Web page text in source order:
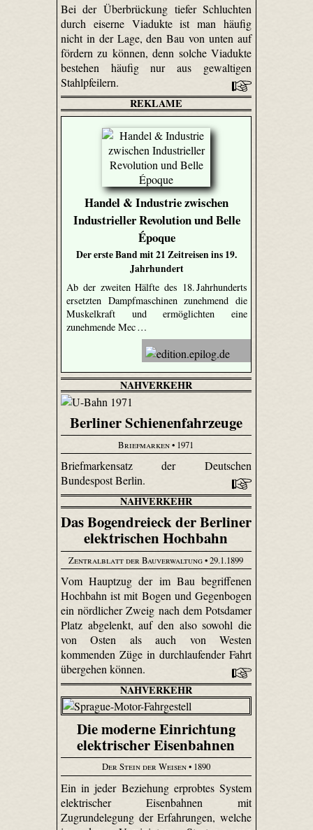
Bei der Überbrückung tiefer Schluchten
durch eiserne Viadukte ist man häufig
nicht in der Lage, den Bau von unten auf
fördern zu können, denn solche Viadukte
bestehen häufig nur aus gewaltigen
Stahlpfeilern.
REKLAME
Handel & Industrie zwischen
Industrieller Revolution und Belle
Époque
Der erste Band mit 21 Zeitreisen ins 19.
Jahrhundert
Ab der zweiten Hälfte des 18. Jahrhunderts
ersetzten Dampfmaschinen zunehmend die
Muskelkraft und ermöglichten eine
zunehmende Mec …
NAHVERKEHR
Berliner Schienenfahrzeuge
Briefmarken• 1971
Briefmarkensatz der Deutschen
Bundespost Berlin.
NAHVERKEHR
Das Bogendreieck der Berliner
elektrischen Hochbahn
Zentralblatt der Bauverwaltung• 29.1.1899
Vom Hauptzug der im Bau begriffenen
Hochbahn ist mit Bogen und Gegenbogen
ein nördlicher Zweig nach dem Potsdamer
Platz abgelenkt, auf den also sowohl die
von Osten als auch von Westen
kommenden Züge in durchlaufender Fahrt
übergehen können.
NAHVERKEHR
Die moderne Einrichtung
elektrischer Eisenbahnen
Der Stein der Weisen• 1890
Ein in jeder Beziehung erprobtes System
elektrischer Eisenbahnen mit
Zugrundelegung der Erfahrungen, welche